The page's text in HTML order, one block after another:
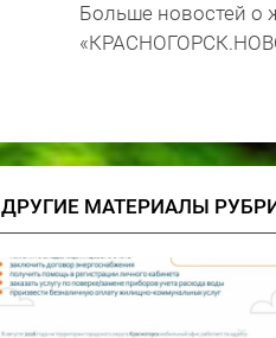
Больше новостей о
ДРУГИЕ МАТЕРИАЛЫ